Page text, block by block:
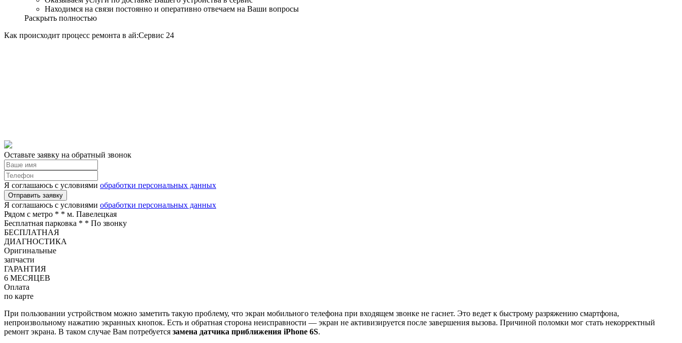
Находимся на связи постоянно и оперативно отвечаем на Ваши вопросы
Раскрыть полностью
Как происходит процесс ремонта в ай:Сервис 24
Оставьте заявку на обратный звонок
Я соглашаюсь с условиями обработки персональных данных
Отправить заявку
Я соглашаюсь с условиями обработки персональных данных
Рядом с метро * * м. Павелецкая
Бесплатная парковка * * По звонку
БЕСПЛАТНАЯ
ДИАГНОСТИКА
Оригинальные
запчасти
ГАРАНТИЯ
6 МЕСЯЦЕВ
Оплата
по карте
При пользовании устройством можно заметить такую проблему, что экран мобильного телефона при входящем звонке не гаснет. Это ведет к быстрому разряжению смартфона,
непроизвольному нажатию экранных кнопок. Есть и обратная сторона неисправности — экран не активизируется после завершения вызова. Причиной поломки мог стать некорректный
ремонт экрана. В таком случае Вам потребуется замена датчика приближения iPhone 6S.